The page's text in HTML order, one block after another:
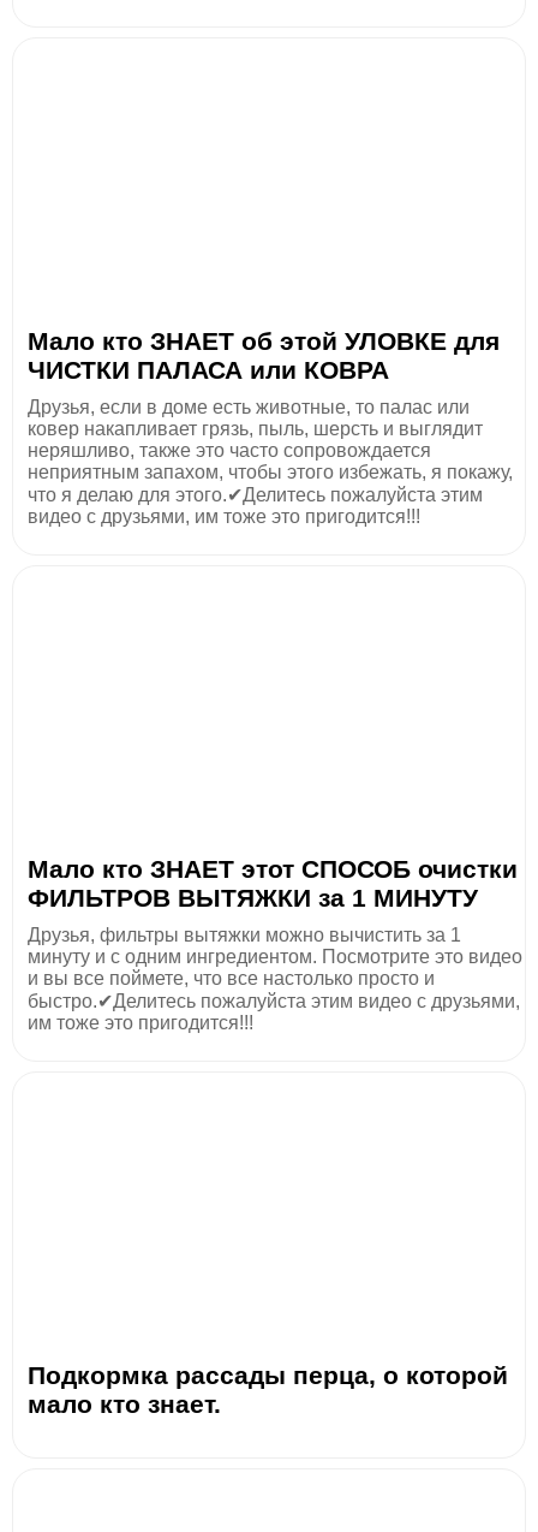
Мало кто ЗНАЕТ об этой УЛОВКЕ для
ЧИСТКИ ПАЛАСА или КОВРА
Друзья, если в доме есть животные, то палас или
ковер накапливает грязь, пыль, шерсть и выглядит
неряшливо, также это часто сопровождается
неприятным запахом, чтобы этого избежать, я покажу,
что я делаю для этого.✔Делитесь пожалуйста этим
видео с друзьями, им тоже это пригодится!!!
Мало кто ЗНАЕТ этот СПОСОБ очистки
ФИЛЬТРОВ ВЫТЯЖКИ за 1 МИНУТУ
Друзья, фильтры вытяжки можно вычистить за 1
минуту и с одним ингредиентом. Посмотрите это видео
и вы все поймете, что все настолько просто и
быстро.✔Делитесь пожалуйста этим видео с друзьями,
им тоже это пригодится!!!
Подкормка рассады перца, о которой
мало кто знает.